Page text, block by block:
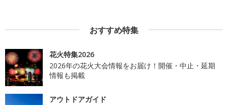
おすすめ特集
花火特集2026
2026年の花火大会情報をお届け！開催・中止・延期
情報も掲載
アウトドアガイド